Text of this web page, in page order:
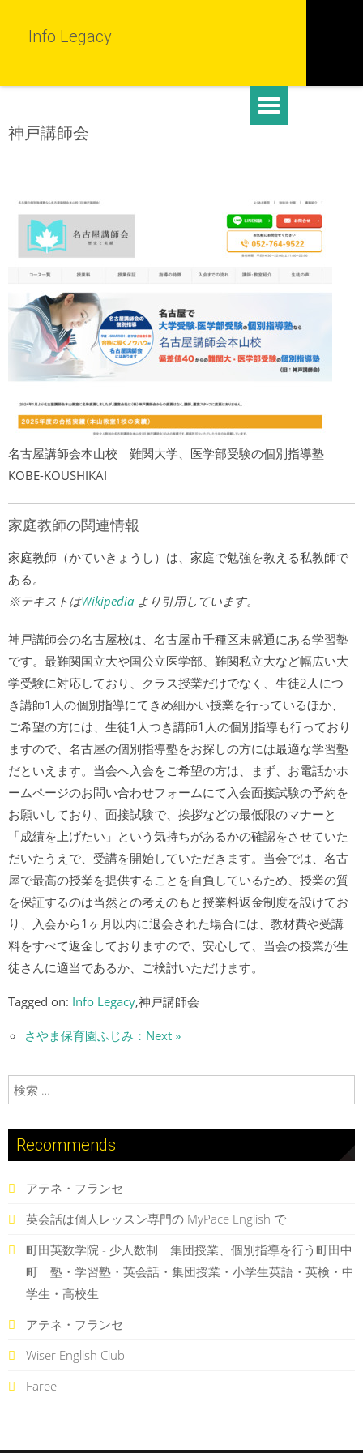
Info Legacy
神戸講師会
名古屋講師会本山校 難関大学、医学部受験の個別指導塾
KOBE-KOUSHIKAI
家庭教師の関連情報
家庭教師（かていきょうし）は、家庭で勉強を教える私教師で
ある。
※テキストはWikipedia より引用しています。
神戸講師会の名古屋校は、名古屋市千種区末盛通にある学習塾
です。最難関国立大や国公立医学部、難関私立大など幅広い大
学受験に対応しており、クラス授業だけでなく、生徒2人につ
き講師1人の個別指導にてきめ細かい授業を行っているほか、
ご希望の方には、生徒1人つき講師1人の個別指導も行っており
ますので、名古屋の個別指導塾をお探しの方には最適な学習塾
だといえます。当会へ入会をご希望の方は、まず、お電話かホ
ームページのお問い合わせフォームにて入会面接試験の予約を
お願いしており、面接試験で、挨拶などの最低限のマナーと
「成績を上げたい」という気持ちがあるかの確認をさせていた
だいたうえで、受講を開始していただきます。当会では、名古
屋で最高の授業を提供することを自負しているため、授業の質
を保証するのは当然との考えのもと授業料返金制度を設けてお
り、入会から1ヶ月以内に退会された場合には、教材費や受講
料をすべて返金しておりますので、安心して、当会の授業が生
徒さんに適当であるか、ご検討いただけます。
Tagged on: Info Legacy,神戸講師会
さやま保育園ふじみ：Next »
検索:
Recommends
アテネ・フランセ
英会話は個人レッスン専門の MyPace English で
町田英数学院 - 少人数制 集団授業、個別指導を行う町田中
町 塾・学習塾・英会話・集団授業・小学生英語・英検・中
学生・高校生
アテネ・フランセ
Wiser English Club
Faree